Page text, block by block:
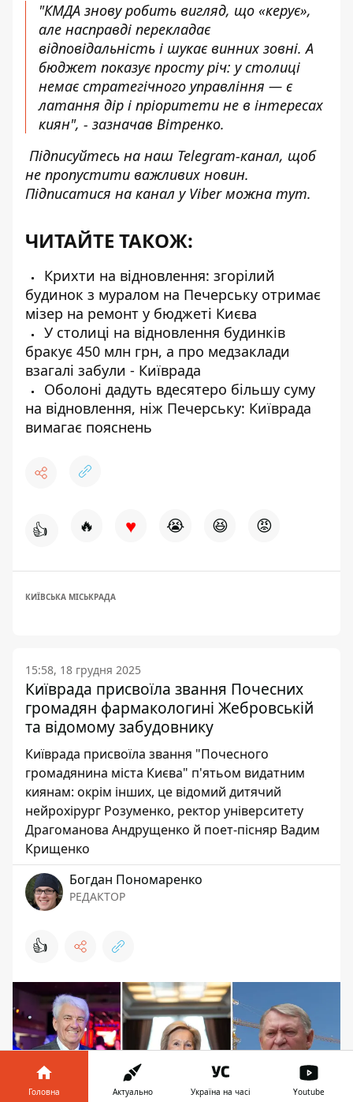
"КМДА знову робить вигляд, що «керує»,
але насправді перекладає
відповідальність і шукає винних зовні. А
бюджет показує просту річ: у столиці
немає стратегічного управління — є
латання дір і пріоритети не в інтересах
киян", - зазначав Вітренко.
Підписуйтесь на наш Telegram-канал, щоб
не пропустити важливих новин.
Підписатися на канал у Viber можна тут.
ЧИТАЙТЕ ТАКОЖ:
Крихти на відновлення: згорілий
будинок з муралом на Печерську отримає
мізер на ремонт у бюджеті Києва
У столиці на відновлення будинків
бракує 450 млн грн, а про медзаклади
взагалі забули - Київрада
Оболоні дадуть вдесятеро більшу суму
на відновлення, ніж Печерську: Київрада
вимагає пояснень
👍 🔥 ♥ 😭 😆 😡
КИЇВСЬКА МІСЬКРАДА
15:58, 18 грудня 2025
Київрада присвоїла звання Почесних
громадян фармакологині Жебровській
та відомому забудовнику
Київрада присвоїла звання "Почесного
громадянина міста Києва" п'ятьом видатним
киянам: окрім інших, це відомий дитячий
нейрохірург Розуменко, ректор університету
Драгоманова Андрущенко й поет-пісняр Вадим
Крищенко
Богдан Пономаренко
РЕДАКТОР
👍
Головна Актуально Україна на часі Youtube